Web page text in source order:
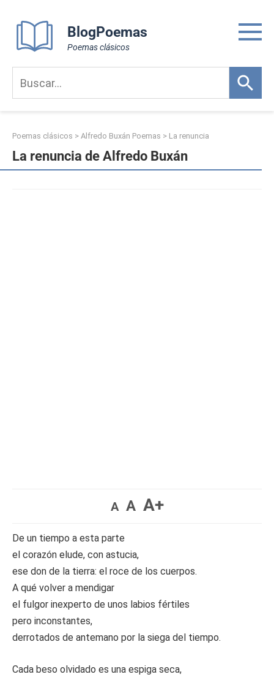
content
BlogPoemas
Poemas clásicos
Poemas clásicos > Alfredo Buxán Poemas > La renuncia
La renuncia de Alfredo Buxán
A A A+
De un tiempo a esta parte
el corazón elude, con astucia,
ese don de la tierra: el roce de los cuerpos.
A qué volver a mendigar
el fulgor inexperto de unos labios fértiles
pero inconstantes,
derrotados de antemano por la siega del tiempo.
Cada beso olvidado es una espiga seca,